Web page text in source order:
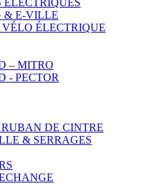
& E-VILLE
ÉLECTRIQUE
– MITRO
- PECTOR
DE CINTRE
& SERRAGES